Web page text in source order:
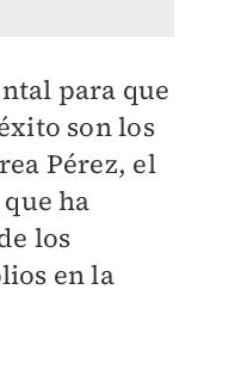
para que
son los
Pérez, el
ha
los
en la